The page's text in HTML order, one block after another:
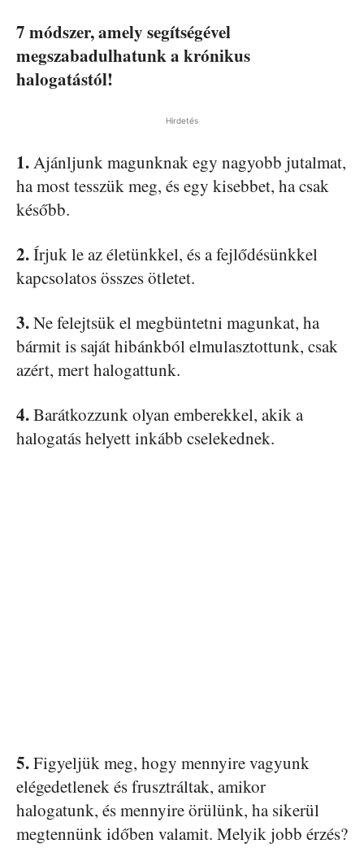
7 módszer, amely segítségével
megszabadulhatunk a krónikus
halogatástól!
Hirdetés
1.Ajánljunk magunknak egy nagyobb jutalmat,
ha most tesszük meg, és egy kisebbet, ha csak
később.
2.Írjuk le az életünkkel, és a fejlődésünkkel
kapcsolatos összes ötletet.
3.Ne felejtsük el megbüntetni magunkat, ha
bármit is saját hibánkból elmulasztottunk, csak
azért, mert halogattunk.
4.Barátkozzunk olyan emberekkel, akik a
halogatás helyett inkább cselekednek.
5.Figyeljük meg, hogy mennyire vagyunk
elégedetlenek és frusztráltak, amikor
halogatunk, és mennyire örülünk, ha sikerül
megtennünk időben valamit. Melyik jobb érzés?